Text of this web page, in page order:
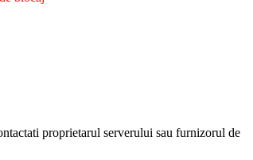
proprietarul serverului sau furnizorul de